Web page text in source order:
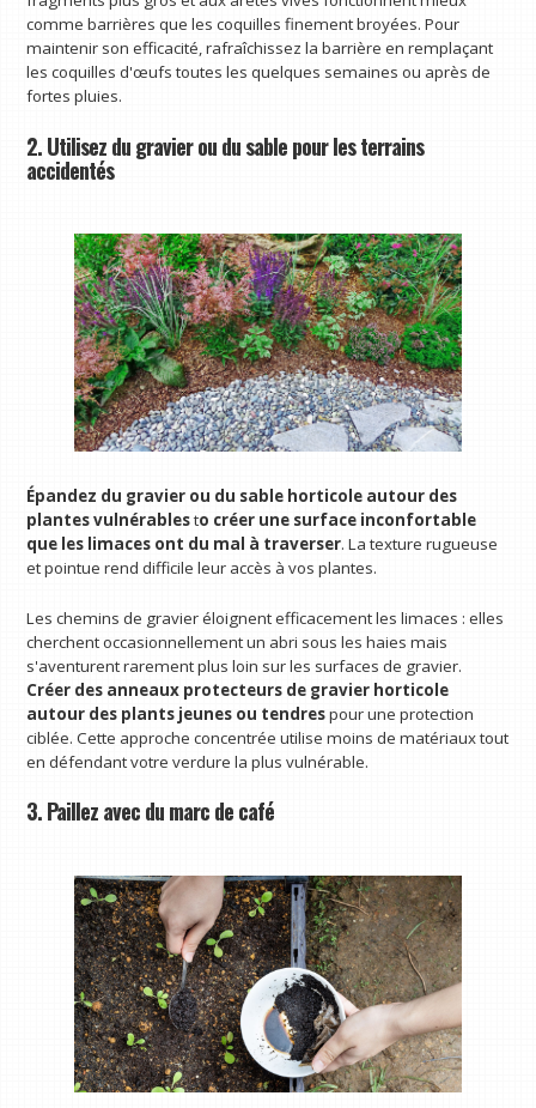
comme barrières que les coquilles finement broyées. Pour
maintenir son efficacité, rafraîchissez la barrière en remplaçant
les coquilles d'œufs toutes les quelques semaines ou après de
fortes pluies.
2. Utilisez du gravier ou du sable pour les terrains
accidentés
Épandez du gravier ou du sable horticole autour des
plantes vulnérablesto créer une surface inconfortable
que les limaces ont du mal à traverser. La texture rugueuse
et pointue rend difficile leur accès à vos plantes.
Les chemins de gravier éloignent efficacement les limaces : elles
cherchent occasionnellement un abri sous les haies mais
s'aventurent rarement plus loin sur les surfaces de gravier.
Créer des anneaux protecteurs de gravier horticole
autour des plants jeunes ou tendrespour une protection
ciblée. Cette approche concentrée utilise moins de matériaux tout
en défendant votre verdure la plus vulnérable.
3. Paillez avec du marc de café